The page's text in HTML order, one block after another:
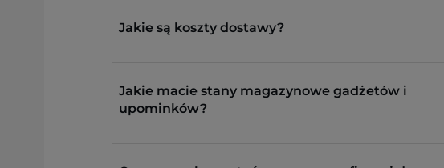
Jakie są koszty dostawy?
Jakie macie stany magazynowe gadżetów i
upominków?